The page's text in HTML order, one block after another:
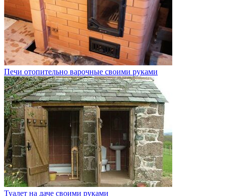
Печи отопительно варочные своими руками
Туалет на даче своими руками